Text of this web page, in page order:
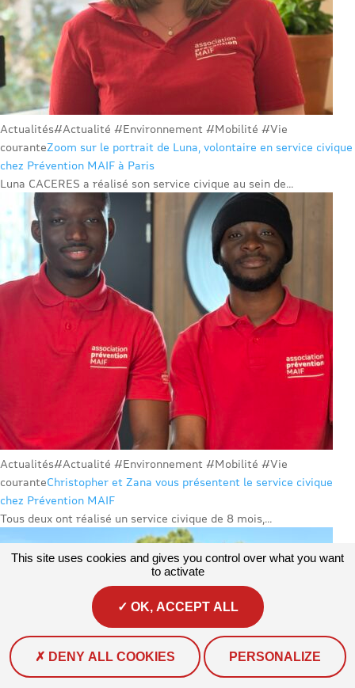
Actualités#Actualité #Environnement #Mobilité #Vie
couranteZoom sur le portrait de Luna, volontaire en service civique
chez Prévention MAIF à Paris
Luna CACERES a réalisé son service civique au sein de...
Actualités#Actualité #Environnement #Mobilité #Vie
couranteChristopher et Zana vous présentent le service civique
chez Prévention MAIF
Tous deux ont réalisé un service civique de 8 mois,...
This site uses cookies and gives you control over what you want
to activate
OK, ACCEPT ALL
DENY ALL COOKIES PERSONALIZE